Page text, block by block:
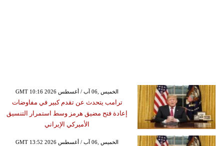
GMT 10:16 2026 الخميس ,06 آب / أغسطس
ترامب يتحدث عن تقدم كبير في مفاوضات
إعادة فتح مضيق هرمز وسط استمرار التنسيق
الأميركي الإيراني
GMT 13:52 2026 الخميس ,06 آب / أغسطس